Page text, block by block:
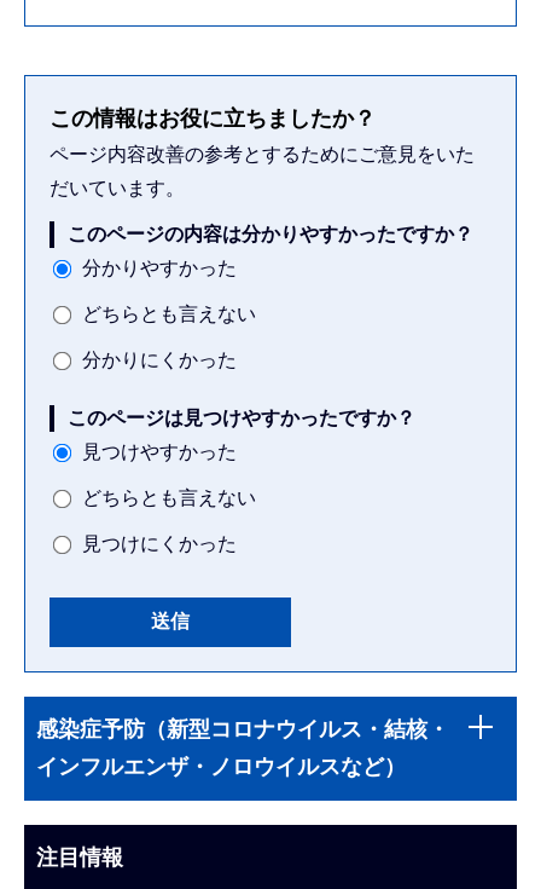
この情報はお役に立ちましたか？
ページ内容改善の参考とするためにご意見をいた
だいています。
このページの内容は分かりやすかったですか？
分かりやすかった
どちらとも言えない
分かりにくかった
このページは見つけやすかったですか？
見つけやすかった
どちらとも言えない
見つけにくかった
文
ま
で
ゲ
感染症予防（新型コロナウイルス・結核・
インフルエンザ・ノロウイルスなど）
注目情報